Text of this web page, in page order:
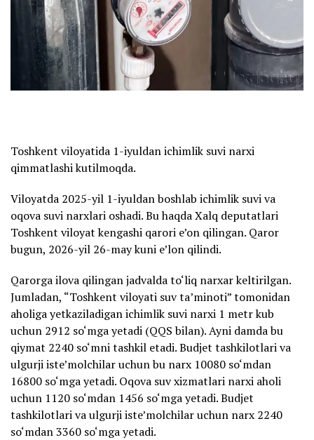
Toshkent viloyatida 1-iyuldan ichimlik suvi narxi
qimmatlashi kutilmoqda.
Viloyatda 2025-yil 1-iyuldan boshlab ichimlik suvi va
oqova suvi narxlari oshadi. Bu haqda Xalq deputatlari
Toshkent viloyat kengashi qarori e’on qilingan. Qaror
bugun, 2026-yil 26-may kuni e’lon qilindi.
Qarorga ilova qilingan jadvalda to‘liq narxar keltirilgan.
Jumladan, “Toshkent viloyati suv ta’minoti” tomonidan
aholiga yetkaziladigan ichimlik suvi narxi 1 metr kub
uchun 2912 so‘mga yetadi (QQS bilan). Ayni damda bu
qiymat 2240 so‘mni tashkil etadi. Budjet tashkilotlari va
ulgurji iste’molchilar uchun bu narx 10080 so‘mdan
16800 so‘mga yetadi. Oqova suv xizmatlari narxi aholi
uchun 1120 so‘mdan 1456 so‘mga yetadi. Budjet
tashkilotlari va ulgurji iste’molchilar uchun narx 2240
so‘mdan 3360 so‘mga yetadi.